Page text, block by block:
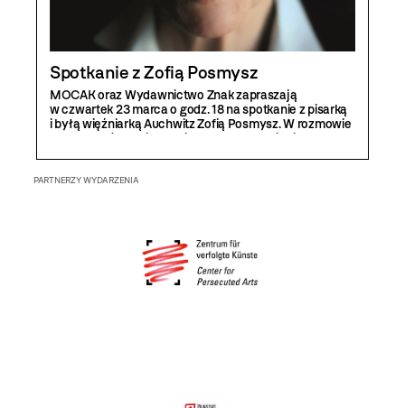
Spotkanie z Zofią Posmysz
MOCAK oraz Wydawnictwo Znak zapraszają
w czwartek 23 marca o godz. 18 na spotkanie z pisarką
i byłą więźniarką Auchwitz Zofią Posmysz. W rozmowie
wezmą także udział Maria Anna Potocka i Michał
PARTNERZY WYDARZENIA